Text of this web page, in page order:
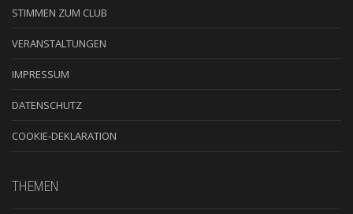
STIMMEN ZUM CLUB
VERANSTALTUNGEN
IMPRESSUM
DATENSCHUTZ
COOKIE-DEKLARATION
THEMEN